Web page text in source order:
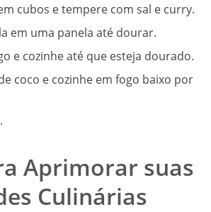
cubos e tempere com sal e curry.
em uma panela até dourar.
e cozinhe até que esteja dourado.
coco e cozinhe em fogo baixo por
Aprimorar suas
Culinárias